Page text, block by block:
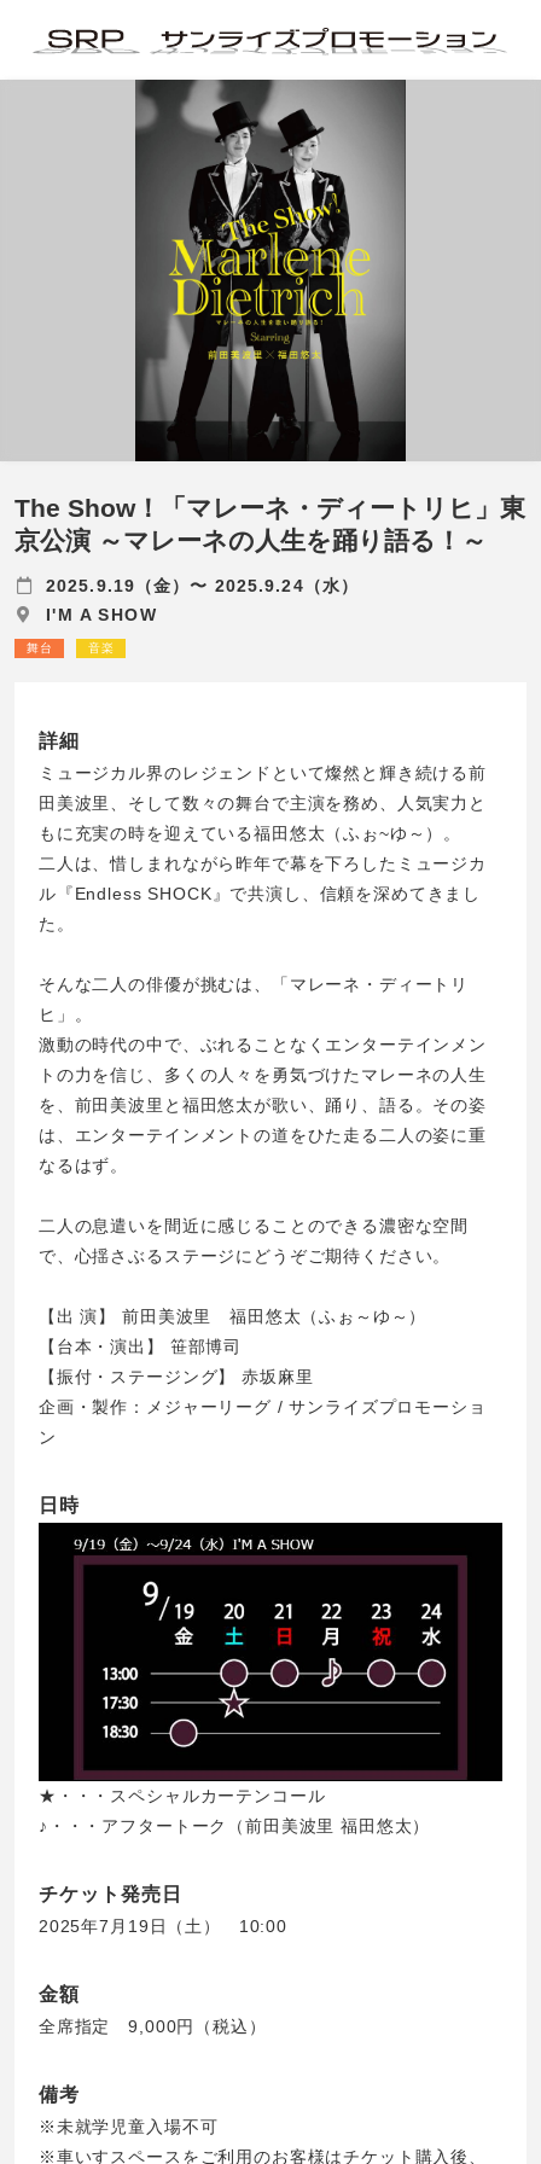
The Show！「マレーネ・ディートリヒ」東
京公演 ～マレーネの人生を踊り語る！～
2025.9.19（金）〜 2025.9.24（水）
I'M A SHOW
舞台 音楽
詳細
ミュージカル界のレジェンドといて燦然と輝き続ける前
田美波里、そして数々の舞台で主演を務め、人気実力と
もに充実の時を迎えている福田悠太（ふぉ~ゆ～）。
二人は、惜しまれながら昨年で幕を下ろしたミュージカ
ル『Endless SHOCK』で共演し、信頼を深めてきまし
た。
そんな二人の俳優が挑むは、「マレーネ・ディートリ
ヒ」。
激動の時代の中で、ぶれることなくエンターテインメン
トの力を信じ、多くの人々を勇気づけたマレーネの人生
を、前田美波里と福田悠太が歌い、踊り、語る。その姿
は、エンターテインメントの道をひた走る二人の姿に重
なるはず。
二人の息遣いを間近に感じることのできる濃密な空間
で、心揺さぶるステージにどうぞご期待ください。
【出 演】 前田美波里 福田悠太（ふぉ～ゆ～）
【台本・演出】 笹部博司
【振付・ステージング】 赤坂麻里
企画・製作：メジャーリーグ / サンライズプロモーショ
ン
日時
★・・・スペシャルカーテンコール
♪・・・アフタートーク（前田美波里 福田悠太）
チケット発売日
2025年7月19日（土） 10:00
金額
全席指定 9,000円（税込）
備考
※未就学児童入場不可
※車いすスペースをご利用のお客様はチケット購入後、